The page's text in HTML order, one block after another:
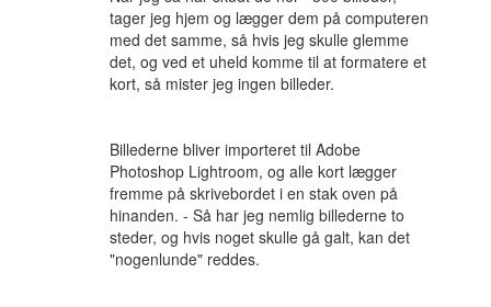
tager jeg hjem og lægger dem på computeren
med det samme, så hvis jeg skulle glemme
det, og ved et uheld komme til at formatere et
kort, så mister jeg ingen billeder.
Billederne bliver importeret til Adobe
Photoshop Lightroom, og alle kort lægger
fremme på skrivebordet i en stak oven på
hinanden. - Så har jeg nemlig billederne to
steder, og hvis noget skulle gå galt, kan det
"nogenlunde" reddes.